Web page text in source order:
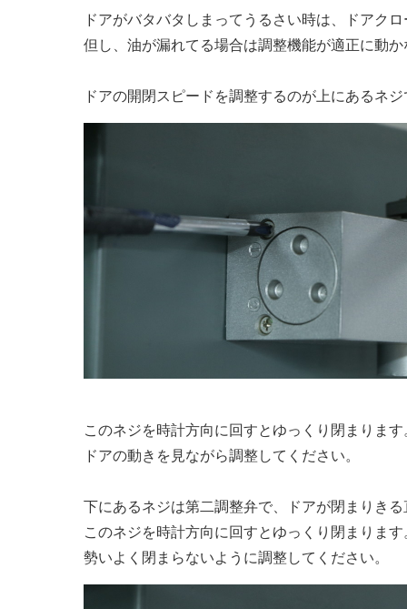
ドアがバタバタしまってうるさい時は、ドアク
但し、油が漏れてる場合は調整機能が適正に動
ドアの開閉スピードを調整するのが上にあるネジ
このネジを時計方向に回すとゆっくり閉まります。
ドアの動きを見ながら調整してください。
下にあるネジは第二調整弁で、ドアが閉まりきる
このネジを時計方向に回すとゆっくり閉まります。
勢いよく閉まらないように調整してください。